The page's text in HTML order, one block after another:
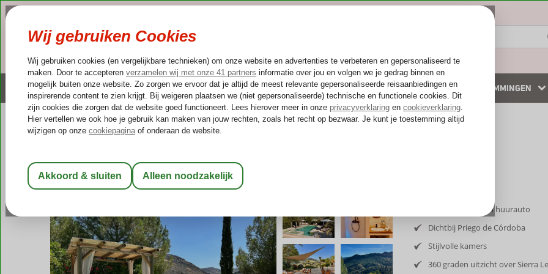
NAZOMER LAST MINUTES ZOMER 2026 WINTERZON BESTEMMINGEN
Altijd inclusief huurauto Kleinschalige & unieke accommodaties Weg van de drukte
Hacienda El Tarajal Boutique B&B
Logies-Boutique hotel
Inclusief vlucht en huurauto
Dichtbij Priego de Córdoba
Stijlvolle kamers
360 graden uitzicht over Sierra